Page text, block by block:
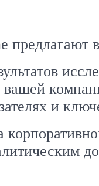
предлагают
вашей
и